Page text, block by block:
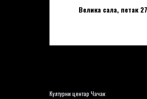
Велика сала, петак
Културни центар Чачак